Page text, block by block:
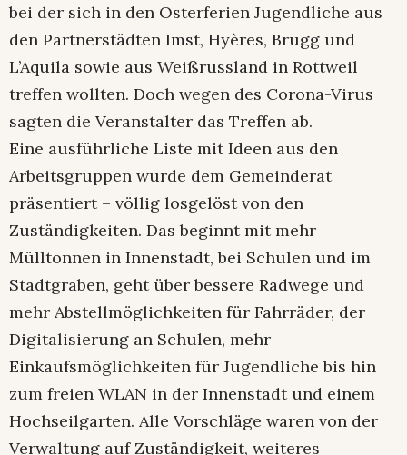
bei der sich in den Osterferien Jugendliche aus
den Partnerstädten Imst, Hyères, Brugg und
L’Aquila sowie aus Weißrussland in Rottweil
treffen wollten. Doch wegen des Corona-Virus
sagten die Veranstalter das Treffen ab.
Eine ausführliche Liste mit Ideen aus den
Arbeitsgruppen wurde dem Gemeinderat
präsentiert – völlig losgelöst von den
Zuständigkeiten. Das beginnt mit mehr
Mülltonnen in Innenstadt, bei Schulen und im
Stadtgraben, geht über bessere Radwege und
mehr Abstellmöglichkeiten für Fahrräder, der
Digitalisierung an Schulen, mehr
Einkaufsmöglichkeiten für Jugendliche bis hin
zum freien WLAN in der Innenstadt und einem
Hochseilgarten. Alle Vorschläge waren von der
Verwaltung auf Zuständigkeit, weiteres